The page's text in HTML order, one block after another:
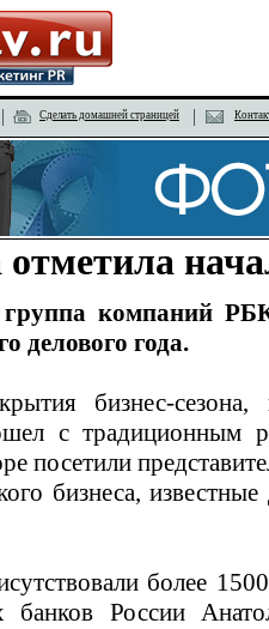
Сделать домашней страницей
группа компаний
делового года.
бизнес-
с традиционным
посетили
бизнеса,
более
банков России